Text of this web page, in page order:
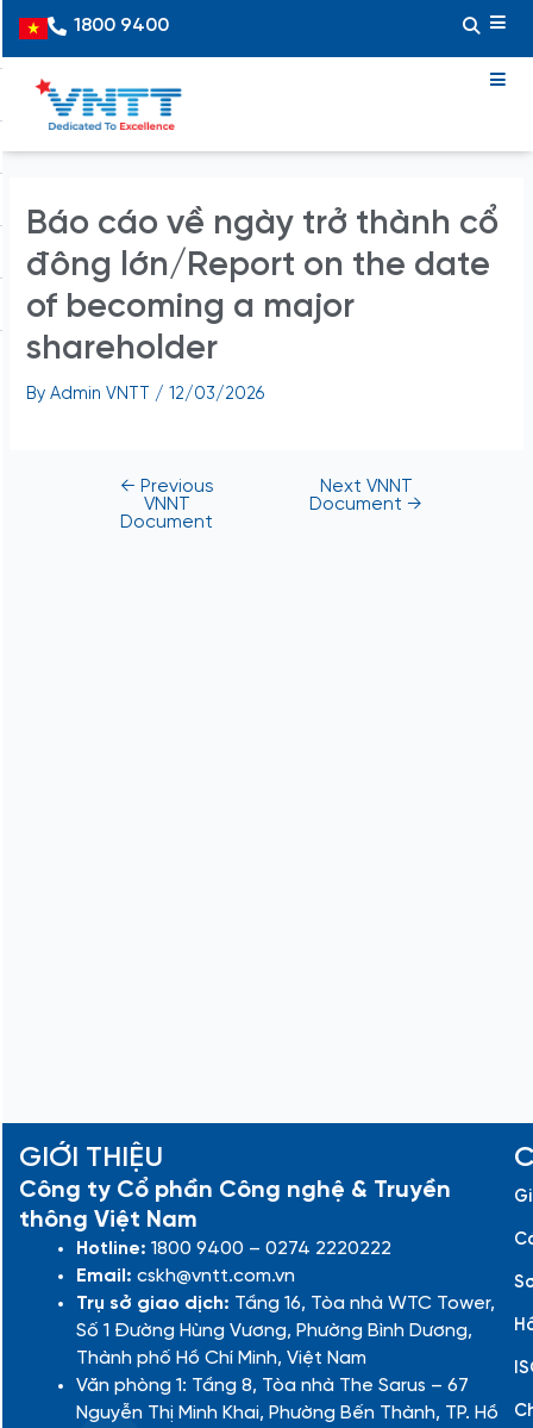
content
Vietnamese
1800 9400
Báo cáo về ngày trở thành cổ
đông lớn/Report on the date
of becoming a major
shareholder
ByAdmin VNTT /12/03/2026
navigation
← Previous
VNNT
Document
Next VNNT
Document →
GIỚI THIỆU
Công ty Cổ phần Công nghệ & Truyền
thông Việt Nam
Hotline: 1800 9400 – 0274 2220222
Email: cskh@vntt.com.vn
Trụ sở giao dịch: Tầng 16, Tòa nhà WTC Tower,
Số 1 Đường Hùng Vương, Phường Bình Dương,
Thành phố Hồ Chí Minh, Việt Nam
Văn phòng 1: Tầng 8, Tòa nhà The Sarus – 67
Nguyễn Thị Minh Khai, Phường Bến Thành, TP. Hồ